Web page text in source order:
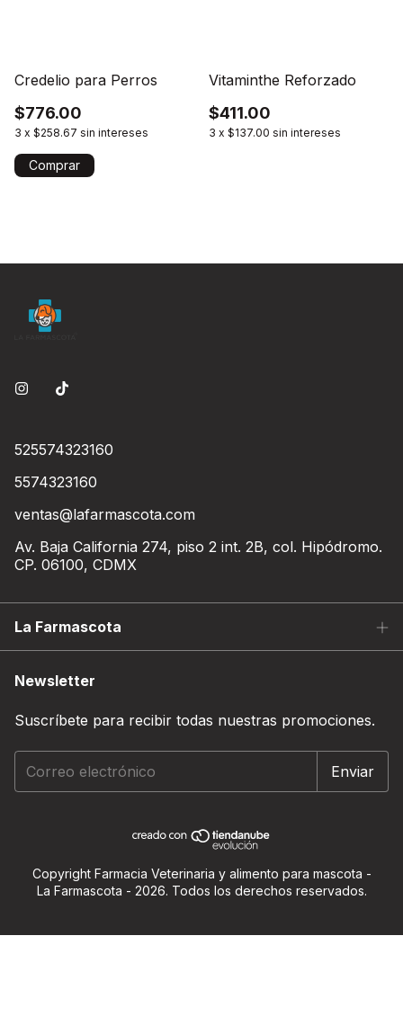
Credelio para Perros
$776.00
3 x $258.67 sin intereses
Comprar
Vitaminthe Reforzado
$411.00
3 x $137.00 sin intereses
525574323160
5574323160
ventas@lafarmascota.com
Av. Baja California 274, piso 2 int. 2B, col. Hipódromo.
CP. 06100, CDMX
La Farmascota
Newsletter
Suscríbete para recibir todas nuestras promociones.
Copyright Farmacia Veterinaria y alimento para mascota -
La Farmascota - 2026. Todos los derechos reservados.